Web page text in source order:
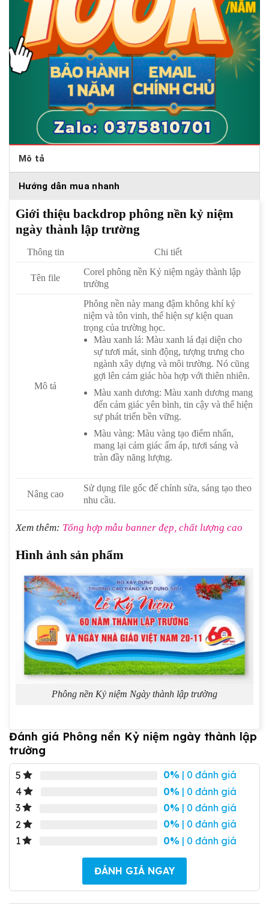
Mô tả
Hướng dẫn mua nhanh
Giới thiệu backdrop phông nền kỷ niệm
ngày thành lập trường
Thông tin Chi tiết
Tên file
Corel phông nền Kỷ niệm ngày thành lập
trường
Mô tả
Phông nền này mang đậm không khí kỷ
niệm và tôn vinh, thể hiện sự kiện quan
trọng của trường học.
Màu xanh lá: Màu xanh lá đại diện cho
sự tươi mát, sinh động, tượng trưng cho
ngành xây dựng và môi trường. Nó cũng
gợi lên cảm giác hòa hợp với thiên nhiên.
Màu xanh dương: Màu xanh dương mang
đến cảm giác yên bình, tin cậy và thể hiện
sự phát triển bền vững.
Màu vàng: Màu vàng tạo điểm nhấn,
mang lại cảm giác ấm áp, tươi sáng và
tràn đầy năng lượng.
Nâng cao
Sử dụng file gốc để chỉnh sửa, sáng tạo theo
nhu cầu.
Xem thêm: Tổng hợp mẫu banner đẹp, chất lượng cao
Hình ảnh sản phẩm
Phông nền Kỷ niệm Ngày thành lập trường
Đánh giá Phông nền Kỷ niệm ngày thành lập
trường
5 0% | 0 đánh giá
4
0% | 0 đánh giá
3
0% | 0 đánh giá
2
0% | 0 đánh giá
1
0% | 0 đánh giá
ĐÁNH GIÁ NGAY